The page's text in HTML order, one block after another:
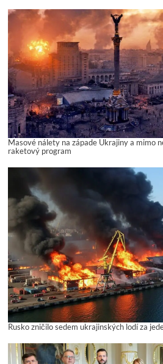
Masové nálety na západe Ukrajiny a mimo
raketový program
Rusko zničilo sedem ukrajinských lodí za